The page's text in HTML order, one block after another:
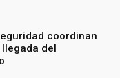
coordinan
del